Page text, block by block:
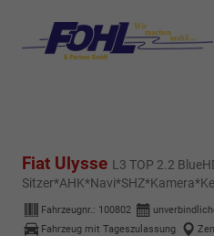
Fiat Ulysse L3 TOP 2.2
Fahrzeugnr.: 100802
Fahrzeug mit Tageszulassung